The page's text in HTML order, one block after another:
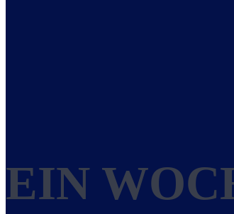
EIN